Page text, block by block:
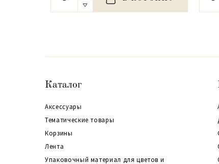
Каталог
Аксессуары
Тематические товары
Корзины
Лента
Упаковочный материал для цветов и